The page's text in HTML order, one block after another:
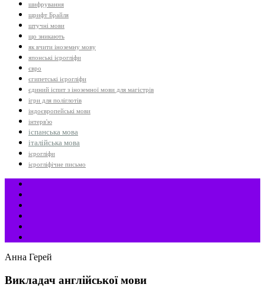
шифрування
шрифт Брайля
штучні мови
що зникають
як вчити іноземну мову
японські ієрогліфи
євро
єгипетські ієрогліфи
єдиний іспит з іноземної мови для магістрів
ігри для поліглотів
індоєвропейські мови
інтерв'ю
іспанська мова
італійська мова
ієрогліфи
ієрогліфічне письмо
Анна Герей
Викладач англійської мови